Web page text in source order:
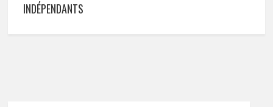
INDÉPENDANTS